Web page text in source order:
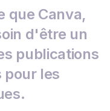
que Canva,
d'être un
publications
pour les